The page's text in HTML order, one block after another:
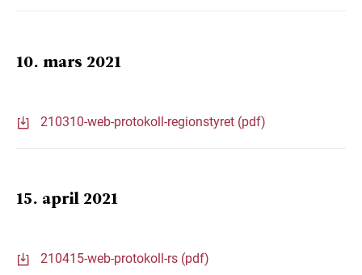
10. mars 2021
210310-web-protokoll-regionstyret (pdf)
15. april 2021
210415-web-protokoll-rs (pdf)